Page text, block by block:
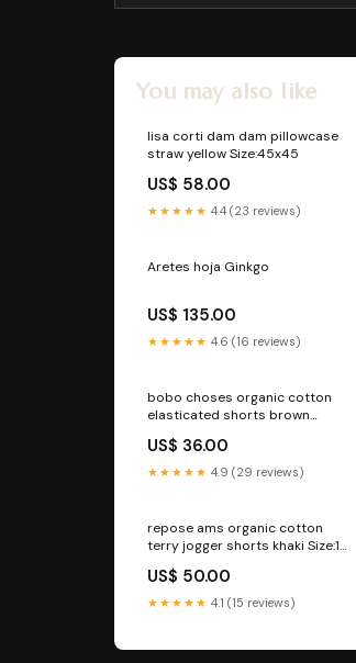
You may also like
lisa corti dam dam pillowcase
straw yellow Size:45x45
US$ 58.00
★★★★★ 4.4 (23 reviews)
Aretes hoja Ginkgo
US$ 135.00
★★★★★ 4.6 (16 reviews)
bobo choses organic cotton
elasticated shorts brown
US$ 36.00
★★★★★ 4.9 (29 reviews)
repose ams organic cotton
terry jogger shorts khaki Size:12
US$ 50.00
★★★★★ 4.1 (15 reviews)